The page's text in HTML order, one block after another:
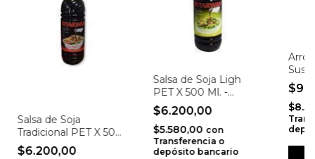
Salsa de Soja
Tradicional PET X 500
Ml. - Bitarwan
$6.200,00
Salsa de Soja Ligh
PET X 500 Ml. -
Bitarwan
$6.200,00
$5.580,00 con
Transferencia o
depósito bancario